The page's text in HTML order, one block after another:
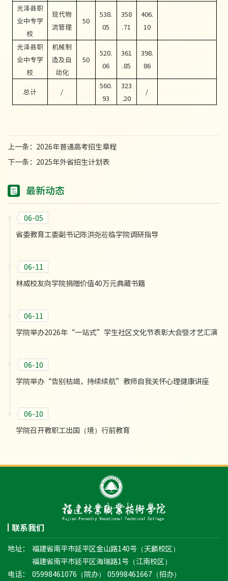
光泽县职
业中专学
校
现代物
流管理
50
538.
05
358
.71
406.
10
光泽县职
业中专学
校
机械制
造及自
动化
50
520.
06
361
.85
398.
86
总计 /
560.
93
323
.20
/
上一条： 2026年普通高考招生章程
下一条： 2025年外省招生计划表
最新动态
06-05
省委教育工委副书记陈洪尧莅临学院调研指导
06-11
林威校友向学院捐赠价值40万元典藏书籍
06-11
学院举办2026年“一站式”学生社区文化节表彰大会暨才艺汇演
06-10
学院举办“告别枯竭，持续续航”教师自我关怀心理健康讲座
06-10
学院召开教职工出国（境）行前教育
联系我们
地址：
福建省南平市延平区金山路140号（天麟校区）
福建省南平市延平区海瑞路1号（江南校区）
电话：
05998461076（院办） 05998461667（招办）